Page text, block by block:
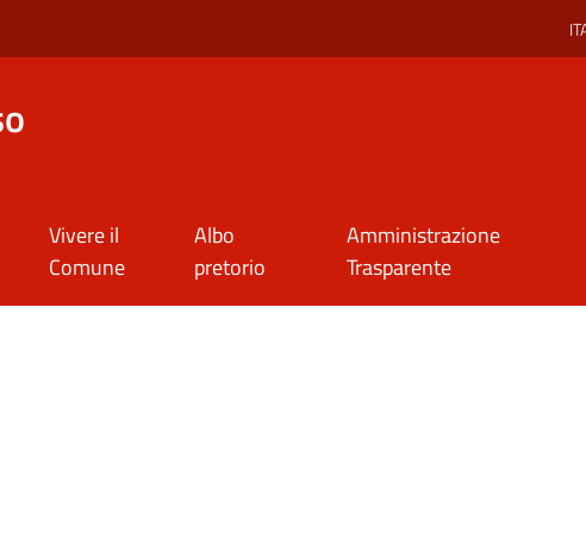
Vivere il
Comune
Albo
pretorio
Amministrazione
Trasparente